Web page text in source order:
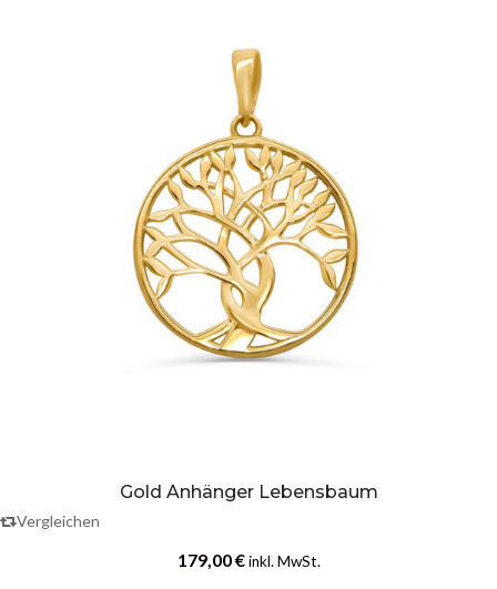
Gold Anhänger Lebensbaum
Vergleichen
179,00€ inkl. MwSt.